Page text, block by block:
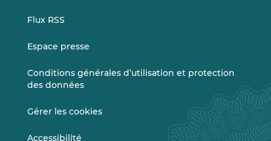
Flux RSS
Espace presse
Conditions générales d’utilisation et protection
des données
Gérer les cookies
Accessibilité